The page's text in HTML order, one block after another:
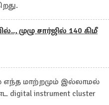
முழு சார்ஜில் 140 கிமீ
மாற்றமும் இல்லாமல்
instrument cluster